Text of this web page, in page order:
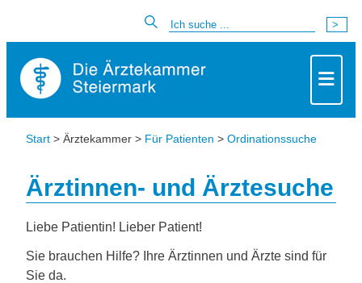
Start > Ärztekammer > Für Patienten > Ordinationssuche
Ärztinnen- und Ärztesuche
Liebe Patientin! Lieber Patient!
Sie brauchen Hilfe? Ihre Ärztinnen und Ärzte sind für
Sie da.